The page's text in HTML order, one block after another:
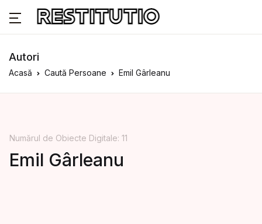
Autori
Acasă Caută Persoane Emil Gârleanu
Numărul de Obiecte Digitale: 11
Emil Gârleanu